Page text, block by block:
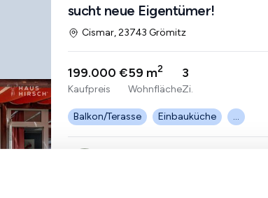
sucht neue Eigentümer!
Cismar, 23743 Grömitz
199.000 €
Kaufpreis
59 m2
Wohnfläche
3
Zi.
Balkon/Terasse Einbauküche ...